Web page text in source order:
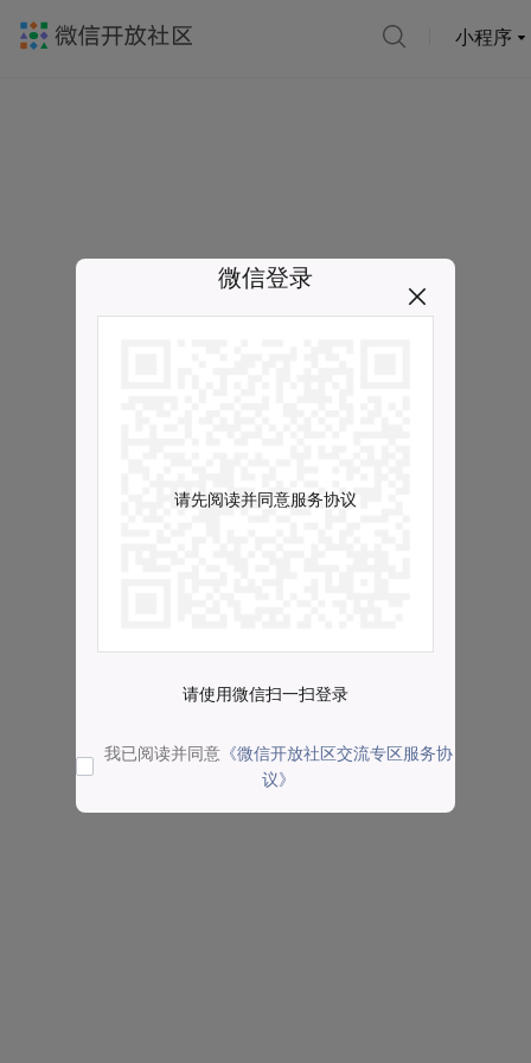
小程序
微信登录
请先阅读并同意服务协议
请使用微信扫一扫登录
我已阅读并同意 《微信开放社区交流专区服务协
议》